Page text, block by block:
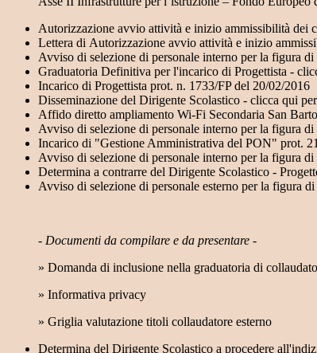
Autorizzazione avvio attività e inizio ammissibilità
Lettera di Autorizzazione avvio attività e inizio
Avviso di selezione di personale interno per la figura
Graduatoria Definitiva per l'incarico di Progettista -
Incarico di Progettista prot. n. 1733/FP del 20/02/2016
Disseminazione del Dirigente Scolastico - clicca qui
Affido diretto ampliamento Wi-Fi Secondaria San
Avviso di selezione di personale interno per la figura
Incarico di "Gestione Amministrativa del PON" prot.
Avviso di selezione di personale interno per la figura
Determina a contrarre del Dirigente Scolastico -
Avviso di selezione di personale esterno per la
- Documenti da compilare e da presentare -
» Domanda di inclusione nella graduatoria di
» Informativa privacy
» Griglia valutazione titoli collaudatore esterno
Determina del Dirigente Scolastico a procedere